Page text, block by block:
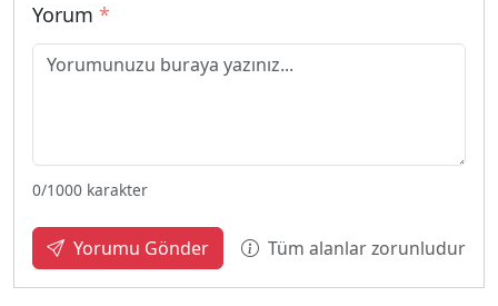
Yorum *
0/1000 karakter
Yorumu Gönder Tüm alanlar zorunludur